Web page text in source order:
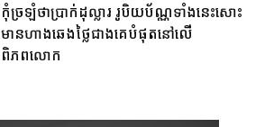
កុំច្រឡំថាប្រាក់ដុល្លារ រូបិយប័ណ្ណទាំងនេះសោះ
មានហាងឆេងថ្លៃជាងគេបំផុតនៅលើ
ពិភពលោក